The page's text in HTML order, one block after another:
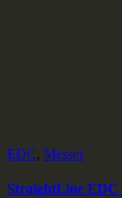
EDC, Messer
StraightLine EDC